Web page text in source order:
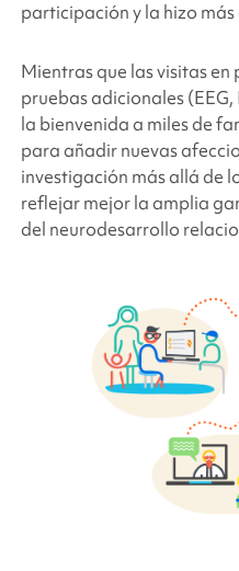
participación y la hizo
Mientras que las visitas
pruebas adicionales
la bienvenida a miles de
para añadir nuevas
investigación más allá de
reflejar mejor la amplia
del neurodesarrollo